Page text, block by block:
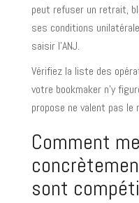
peut refuser un retrait,
ses conditions
saisir l’ANJ.
Vérifiez la liste des
votre bookmaker n’y
propose ne valent pas
Comment
sont